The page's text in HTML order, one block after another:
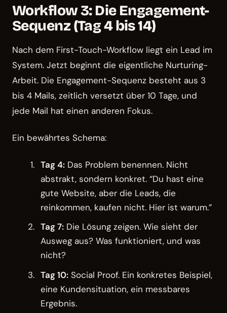
Workflow 3: Die Engagement-
Sequenz (Tag 4 bis 14)
Nach dem First-Touch-Workflow liegt ein Lead im
System. Jetzt beginnt die eigentliche Nurturing-
Arbeit. Die Engagement-Sequenz besteht aus 3
bis 4 Mails, zeitlich versetzt über 10 Tage, und
jede Mail hat einen anderen Fokus.
Ein bewährtes Schema:
Tag 4: Das Problem benennen. Nicht
abstrakt, sondern konkret. “Du hast eine
gute Website, aber die Leads, die
reinkommen, kaufen nicht. Hier ist warum.”
Tag 7: Die Lösung zeigen. Wie sieht der
Ausweg aus? Was funktioniert, und was
nicht?
Tag 10: Social Proof. Ein konkretes Beispiel,
eine Kundensituation, ein messbares
Ergebnis.